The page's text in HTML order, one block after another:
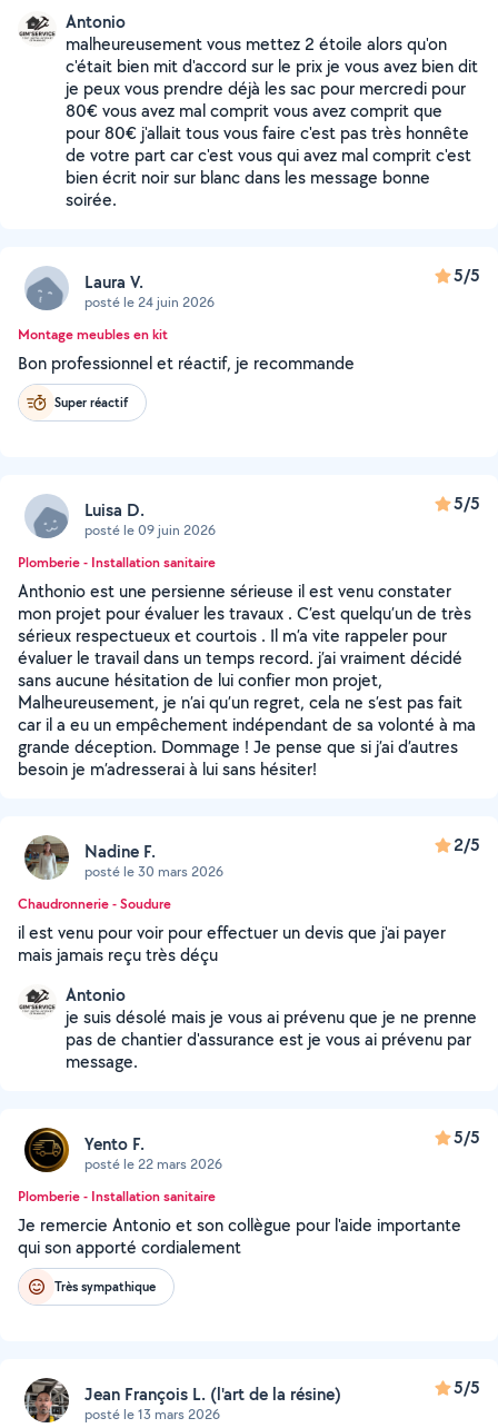
Antonio
malheureusement vous mettez 2 étoile alors qu'on
c'était bien mit d'accord sur le prix je vous avez bien dit
je peux vous prendre déjà les sac pour mercredi pour
80€ vous avez mal comprit vous avez comprit que
pour 80€ j'allait tous vous faire c'est pas très honnête
de votre part car c'est vous qui avez mal comprit c'est
bien écrit noir sur blanc dans les message bonne
soirée.
Laura V.
posté le 24 juin 2026
5/5
Montage meubles en kit
Bon professionnel et réactif, je recommande
Super réactif
Luisa D.
posté le 09 juin 2026
5/5
Plomberie - Installation sanitaire
Anthonio est une persienne sérieuse il est venu constater
mon projet pour évaluer les travaux . C’est quelqu’un de très
sérieux respectueux et courtois . Il m’a vite rappeler pour
évaluer le travail dans un temps record. j’ai vraiment décidé
sans aucune hésitation de lui confier mon projet,
Malheureusement, je n’ai qu’un regret, cela ne s’est pas fait
car il a eu un empêchement indépendant de sa volonté à ma
grande déception. Dommage ! Je pense que si j’ai d’autres
besoin je m’adresserai à lui sans hésiter!
Nadine F.
posté le 30 mars 2026
2/5
Chaudronnerie - Soudure
il est venu pour voir pour effectuer un devis que j'ai payer
mais jamais reçu très déçu
Antonio
je suis désolé mais je vous ai prévenu que je ne prenne
pas de chantier d'assurance est je vous ai prévenu par
message.
Yento F.
posté le 22 mars 2026
5/5
Plomberie - Installation sanitaire
Je remercie Antonio et son collègue pour l'aide importante
qui son apporté cordialement
Très sympathique
Jean François L. (l'art de la résine)
posté le 13 mars 2026
5/5